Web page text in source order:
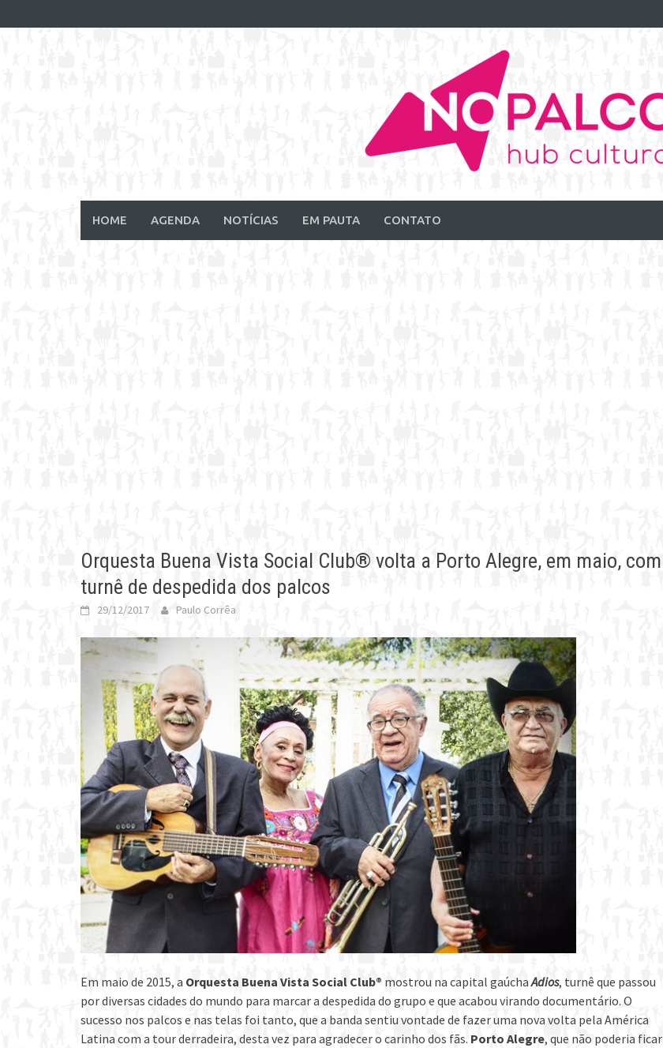
to
HOME AGENDA NOTÍCIAS EM PAUTA CONTATO
Orquesta Buena Vista Social Club® volta a Porto Alegre, em maio, com
turnê de despedida dos palcos
29/12/2017 Paulo Corrêa
Em maio de 2015, a Orquesta Buena Vista Social Club® mostrou na capital gaúchaAdios, turnê que passou
por diversas cidades do mundo para marcar a despedida do grupo e que acabou virando documentário. O
sucesso nos palcos e nas telas foi tanto, que a banda sentiu vontade de fazer uma nova volta pela América
Latina com a tour derradeira, desta vez para agradecer o carinho dos fãs. Porto Alegre, que não poderia ficar